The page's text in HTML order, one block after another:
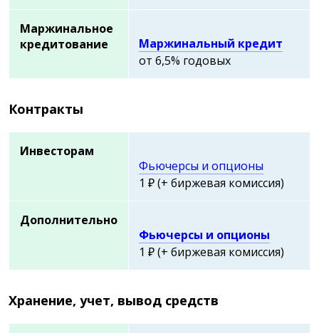
Маржинальное
кредитование
Маржинальный кредит
от 6,5% годовых
Контракты
Инвесторам
Фьючерсы и опционы
1 ₽ (+ биржевая комиссия)
Дополнительно
Фьючерсы и опционы
1 ₽ (+ биржевая комиссия)
Хранение, учет, вывод средств